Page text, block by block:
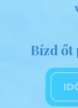
Bízd őt